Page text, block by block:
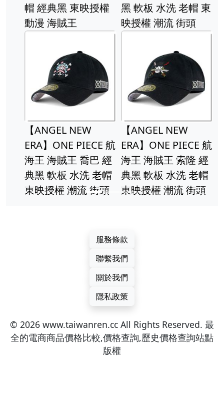
帽 經典黑 東映授權
動漫 海賊王
黑 軟板 水洗 老帽 東
映授權 潮流 街頭
【ANGEL NEW
ERA】ONE PIECE 航
海王 海賊王 喬巴 經
典黑 軟板 水洗 老帽
東映授權 潮流 街頭
【ANGEL NEW
ERA】ONE PIECE 航
海王 海賊王 索隆 經
典黑 軟板 水洗 老帽
東映授權 潮流 街頭
服務條款
聯繫我們
關於我們
隱私政策
© 2026 www.taiwanren.cc All Rights Reserved. 最
全的電商商品價格比較,價格查詢,歷史價格查詢站點
版權